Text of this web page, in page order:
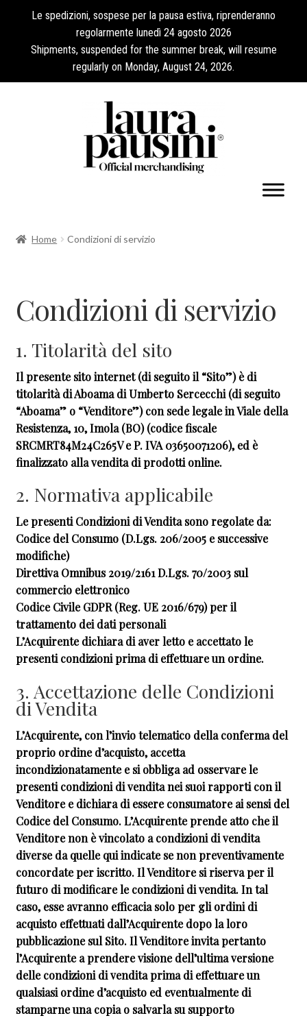
Le spedizioni, sospese per la pausa estiva, riprenderanno
regolarmente lunedì 24 agosto 2026
Shipments, suspended for the summer break, will resume
regularly on Monday, August 24, 2026.
menu
child
Home Condizioni di servizio
Condizioni di servizio
1. Titolarità del sito
Il presente sito internet (di seguito il “Sito”) è di
titolarità di Aboama di Umberto Sercecchi (di seguito
“Aboama” o “Venditore”) con sede legale in Viale della
Resistenza, 10, Imola (BO) (codice fiscale
SRCMRT84M24C265V e P. IVA 03650071206), ed è
finalizzato alla vendita di prodotti online.
2. Normativa applicabile
Le presenti Condizioni di Vendita sono regolate da:
Codice del Consumo (D.Lgs. 206/2005 e successive
modifiche)
Direttiva Omnibus 2019/2161 D.Lgs. 70/2003 sul
commercio elettronico
Codice Civile GDPR (Reg. UE 2016/679) per il
trattamento dei dati personali
L’Acquirente dichiara di aver letto e accettato le
presenti condizioni prima di effettuare un ordine.
3. Accettazione delle Condizioni
di Vendita
L’Acquirente, con l’invio telematico della conferma del
proprio ordine d’acquisto, accetta
incondizionatamente e si obbliga ad osservare le
presenti condizioni di vendita nei suoi rapporti con il
Venditore e dichiara di essere consumatore ai sensi del
Codice del Consumo. L’Acquirente prende atto che il
Venditore non è vincolato a condizioni di vendita
diverse da quelle qui indicate se non preventivamente
concordate per iscritto. Il Venditore si riserva per il
futuro di modificare le condizioni di vendita. In tal
caso, esse avranno efficacia solo per gli ordini di
acquisto effettuati dall’Acquirente dopo la loro
pubblicazione sul Sito. Il Venditore invita pertanto
l’Acquirente a prendere visione dell’ultima versione
delle condizioni di vendita prima di effettuare un
qualsiasi ordine d’acquisto ed eventualmente di
stamparne una copia o salvarla su supporto